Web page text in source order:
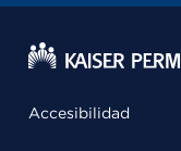
Accesibilidad